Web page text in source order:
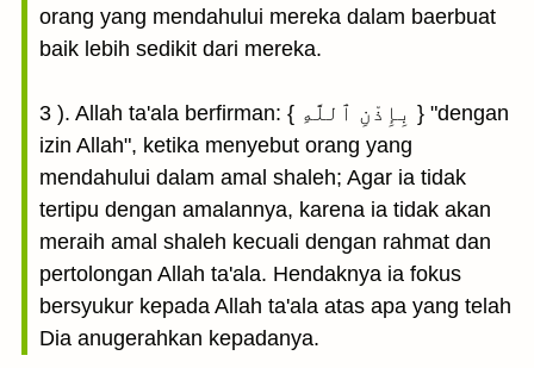
orang yang mendahului mereka dalam baerbuat
baik lebih sedikit dari mereka.
3 ). Allah ta'ala berfirman: { بِإِذْنِ ٱللَّهِ } "dengan
izin Allah", ketika menyebut orang yang
mendahului dalam amal shaleh; Agar ia tidak
tertipu dengan amalannya, karena ia tidak akan
meraih amal shaleh kecuali dengan rahmat dan
pertolongan Allah ta'ala. Hendaknya ia fokus
bersyukur kepada Allah ta'ala atas apa yang telah
Dia anugerahkan kepadanya.